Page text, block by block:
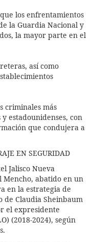
los enfrentamientos
la Guardia Nacional y
la mayor parte en el
así como
criminales más
estadounidenses, con
que condujera a
EN SEGURIDAD
Jalisco Nueva
Mencho, abatido en un
en la estrategia de
de Claudia Sheinbaum
el expresidente
(2018-2024), según